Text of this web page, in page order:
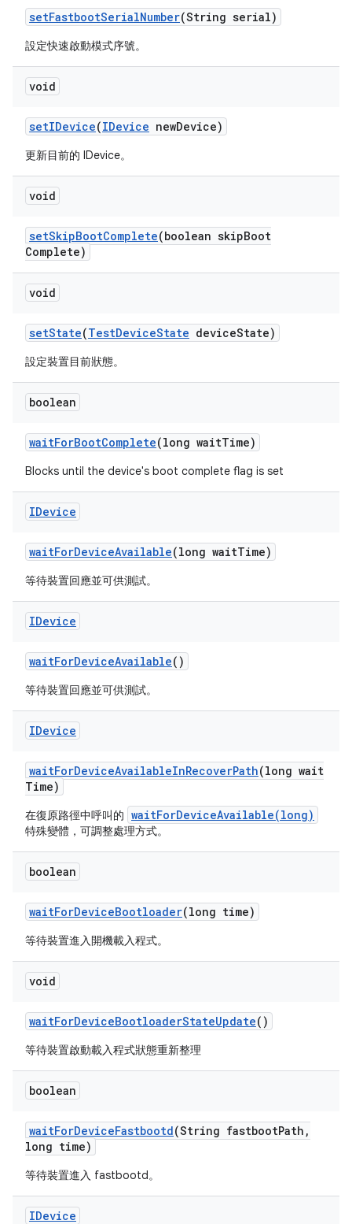
setFastbootSerialNumber(String serial)
設定快速啟動模式序號。
void
setIDevice(IDevice newDevice)
更新目前的 IDevice。
void
setSkipBootComplete(boolean skipBoot
Complete)
void
setState(TestDeviceState deviceState)
設定裝置目前狀態。
boolean
waitForBootComplete(long waitTime)
Blocks until the device's boot complete flag is set
IDevice
waitForDeviceAvailable(long waitTime)
等待裝置回應並可供測試。
IDevice
waitForDeviceAvailable()
等待裝置回應並可供測試。
IDevice
waitForDeviceAvailableInRecoverPath(long wait
Time)
在復原路徑中呼叫的 waitForDeviceAvailable(long)
特殊變體，可調整處理方式。
boolean
waitForDeviceBootloader(long time)
等待裝置進入開機載入程式。
void
waitForDeviceBootloaderStateUpdate()
等待裝置啟動載入程式狀態重新整理
boolean
waitForDeviceFastbootd(String fastbootPath ,
long time)
等待裝置進入 fastbootd。
IDevice